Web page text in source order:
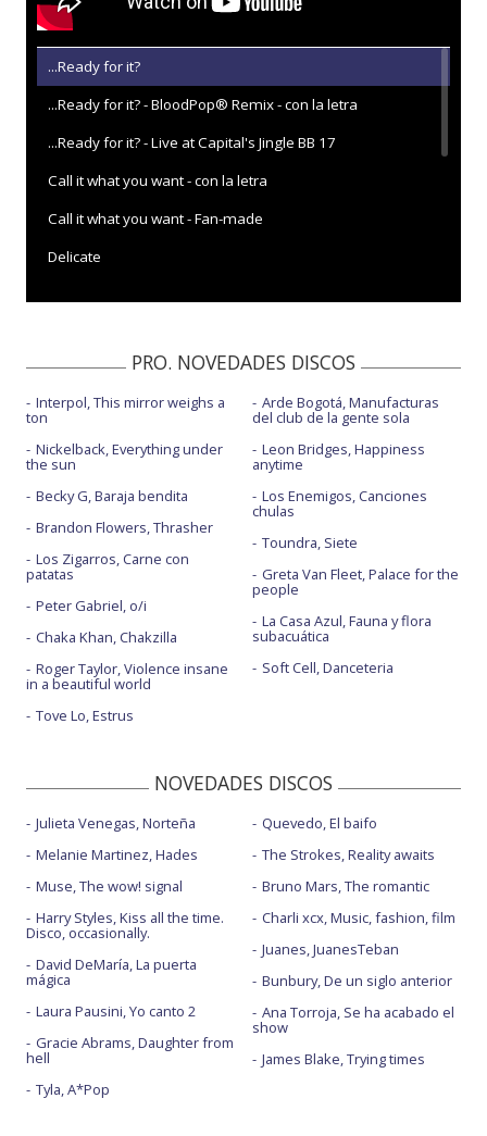
...Ready for it?
...Ready for it? - BloodPop® Remix - con la letra
...Ready for it? - Live at Capital's Jingle BB 17
Call it what you want - con la letra
Call it what you want - Fan-made
Delicate
End game - con Ed Sheeran y Future
Gorgeous - con la letra
Gorgeous - Live at Capital's Jingle Bell Ball 2017
Look what you made me do
Look what you made me do - con la letra
Look what you made me do - Live at Capital's J 17
New Year's day - Fan Performance
PRO. NOVEDADES DISCOS
Interpol, This mirror weighs a
ton
Nickelback, Everything under
the sun
Becky G, Baraja bendita
Brandon Flowers, Thrasher
Los Zigarros, Carne con
patatas
Peter Gabriel, o/i
Chaka Khan, Chakzilla
Roger Taylor, Violence insane
in a beautiful world
Tove Lo, Estrus
Arde Bogotá, Manufacturas
del club de la gente sola
Leon Bridges, Happiness
anytime
Los Enemigos, Canciones
chulas
Toundra, Siete
Greta Van Fleet, Palace for the
people
La Casa Azul, Fauna y flora
subacuática
Soft Cell, Danceteria
NOVEDADES DISCOS
Julieta Venegas, Norteña
Melanie Martinez, Hades
Muse, The wow! signal
Harry Styles, Kiss all the time.
Disco, occasionally.
David DeMaría, La puerta
mágica
Laura Pausini, Yo canto 2
Gracie Abrams, Daughter from
hell
Tyla, A*Pop
Quevedo, El baifo
The Strokes, Reality awaits
Bruno Mars, The romantic
Charli xcx, Music, fashion, film
Juanes, JuanesTeban
Bunbury, De un siglo anterior
Ana Torroja, Se ha acabado el
show
James Blake, Trying times